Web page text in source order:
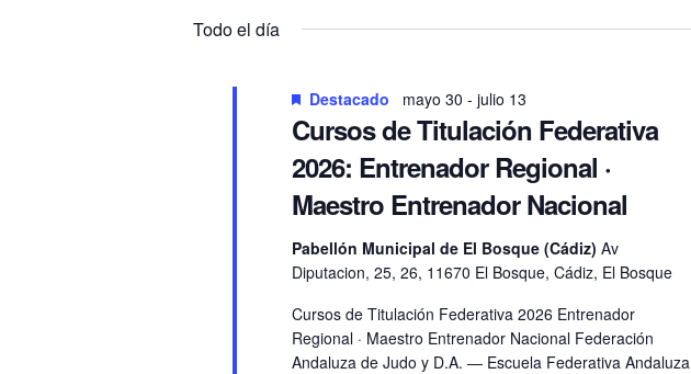
la
clave.
Todo el día
Cursos de Titulación Federativa
2026: Entrenador Regional ·
Maestro Entrenador Nacional
Destacado mayo 30 -julio 13
Pabellón Municipal de El Bosque (Cádiz)Av
Diputacion, 25, 26, 11670 El Bosque, Cádiz, El Bosque
Cursos de Titulación Federativa 2026 Entrenador
Regional · Maestro Entrenador Nacional Federación
Andaluza de Judo y D.A. — Escuela Federativa Andaluza